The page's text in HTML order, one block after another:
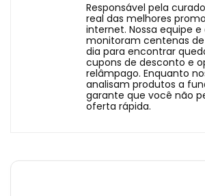
Responsável pela
real das melhores
internet. Nossa equipe
monitoram centenas
dia para encontrar
cupons de desconto e
relâmpago. Enquanto
analisam produtos a
garante que você não
oferta rápida.